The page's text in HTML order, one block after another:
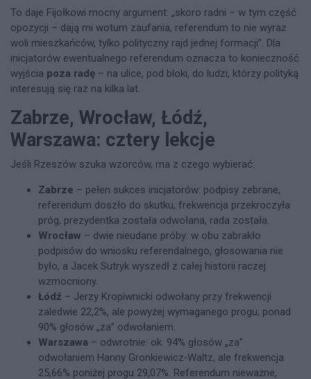
To daje Fijołkowi mocny argument: „skoro radni – w tym część
opozycji – dają mi wotum zaufania, referendum to nie wyraz
woli mieszkańców, tylko polityczny rajd jednej formacji”. Dla
inicjatorów ewentualnego referendum oznacza to konieczność
wyjścia poza radę – na ulice, pod bloki, do ludzi, którzy polityką
interesują się raz na kilka lat.
Zabrze, Wrocław, Łódź,
Warszawa: cztery lekcje
Jeśli Rzeszów szuka wzorców, ma z czego wybierać:
Zabrze – pełen sukces inicjatorów: podpisy zebrane,
referendum doszło do skutku, frekwencja przekroczyła
próg, prezydentka została odwołana, rada została.
Wrocław – dwie nieudane próby: w obu zabrakło
podpisów do wniosku referendalnego, głosowania nie
było, a Jacek Sutryk wyszedł z całej historii raczej
wzmocniony.
Łódź – Jerzy Kropiwnicki odwołany przy frekwencji
zaledwie 22,2%, ale powyżej wymaganego progu; ponad
90% głosów „za” odwołaniem.
Warszawa – odwrotnie: ok. 94% głosów „za”
odwołaniem Hanny Gronkiewicz‑Waltz, ale frekwencja
25,66% poniżej progu 29,07%. Referendum nieważne,